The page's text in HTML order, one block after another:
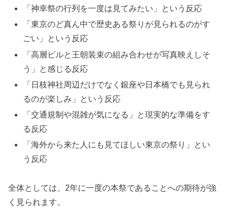
「神幸祭の行列を一度は見てみたい」という反応
「東京のど真ん中で歴史ある祭りが見られるのがす
ごい」という反応
「高層ビルと王朝装束の組み合わせが写真映えしそ
う」と感じる反応
「日枝神社周辺だけでなく銀座や日本橋でも見られ
るのが楽しみ」という反応
「交通規制や混雑が気になる」と現実的な準備をす
る反応
「海外から来た人にも見てほしい東京の祭り」とい
う反応
全体としては、2年に一度の本祭であることへの期待が強
く見られます。